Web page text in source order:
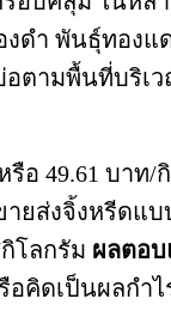
ำ พันธุ์ทอง
ตามพื้นที่บริเ
รือ 49.61 บาท
ส่งจิ้งหรีดแ
โลกรัม ผลตอบ
อคิดเป็นผลกำไ